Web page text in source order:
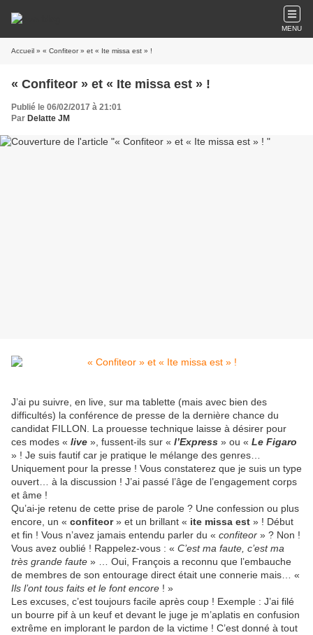
MENU
Accueil » « Confiteor » et « Ite missa est » !
« Confiteor » et « Ite missa est » !
Publié le 06/02/2017 à 21:01
Par Delatte JM
J’ai pu suivre, en live, sur ma tablette (mais avec bien des
difficultés) la conférence de presse de la dernière chance du
candidat FILLON. La prouesse technique laisse à désirer pour
ces modes « live », fussent-ils sur « l’Express » ou « Le Figaro
» ! Je suis fautif car je pratique le mélange des genres…
Uniquement pour la presse ! Vous constaterez que je suis un type
ouvert… à la discussion ! J’ai passé l’âge de l’engagement corps
et âme !
Qu’ai-je retenu de cette prise de parole ? Une confession ou plus
encore, un « confiteor» et un brillant « ite missa est » ! Début
et fin ! Vous n’avez jamais entendu parler du « confiteor » ? Non !
Vous avez oublié ! Rappelez-vous : « C’est ma faute, c’est ma
très grande faute » … Oui, François a reconnu que l’embauche
de membres de son entourage direct était une connerie mais… «
Ils l’ont tous faits et le font encore ! »
Les excuses, c’est toujours facile après coup ! Exemple : J’ai filé
un bourre pif à un keuf et devant le juge je m’aplatis en confusion
extrême en implorant le pardon de la victime ! C’est donné à tout